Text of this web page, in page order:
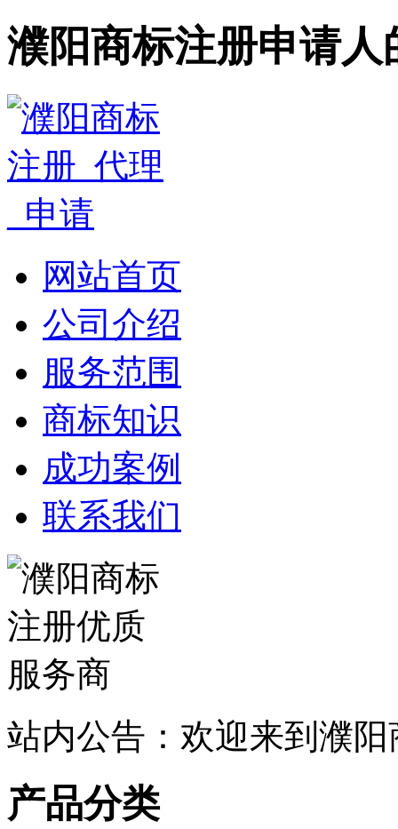
濮阳商标注册申请
网站首页
公司介绍
服务范围
商标知识
成功案例
联系我们
站内公告：欢迎来到濮
产品分类